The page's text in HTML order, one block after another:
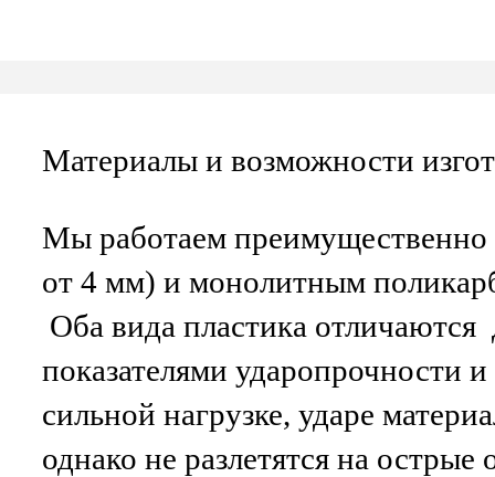
Материалы и возможности
Мы работаем
от 4 мм) и монолитным
Оба вида пластика
показателями ударопрочности
сильной нагрузке, ударе
однако не разлетятся на